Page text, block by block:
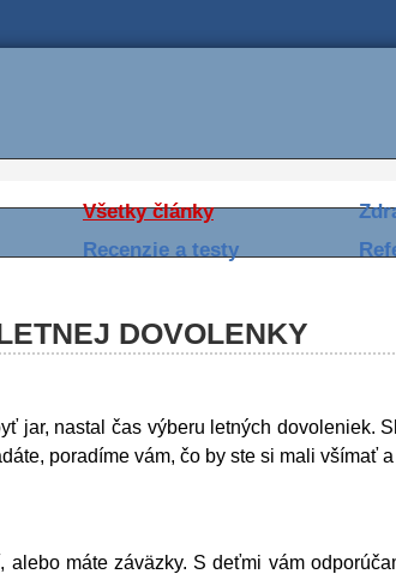
Všetky články
Recenzie a testy
DOVOLENKY
jar, nastal čas výberu letných
poradíme vám, čo by ste si mali
máte záväzky. S deťmi vám